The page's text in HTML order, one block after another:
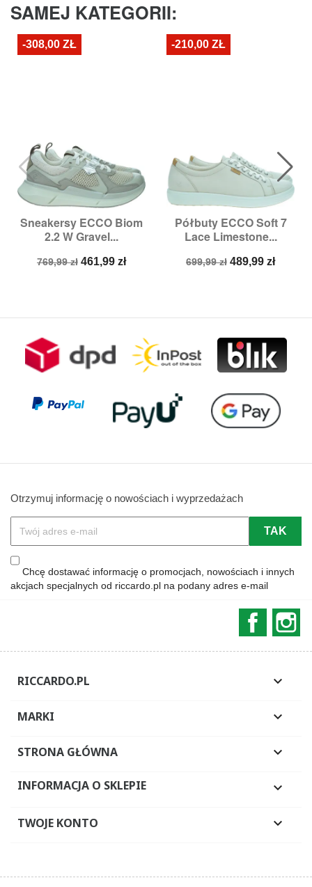
SAMEJ KATEGORII:
Sneakersy ECCO Biom
2.2 W Gravel...
Cena
769,99 zł Cena
461,99 zł
-308,00 ZŁ
Półbuty ECCO Soft 7
Lace Limestone...
Cena
699,99 zł Cena
489,99 zł
-210,00 ZŁ
Otrzymuj informację o nowościach i wyprzedażach
Chcę dostawać informację o promocjach, nowościach i innych
akcjach specjalnych od riccardo.pl na podany adres e-mail
RICCARDO.PL 
MARKI 
STRONA GŁÓWNA 
INFORMACJA O SKLEPIE 
TWOJE KONTO 